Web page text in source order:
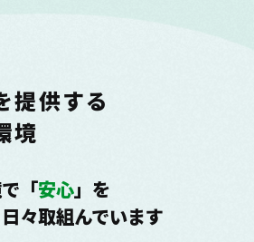
提供する
境
「安心」を
々取組んでいます